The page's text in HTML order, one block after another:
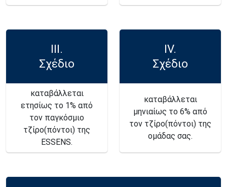
III.
Σχέδιο
καταβάλλεται
ετησίως το 1% από
τον παγκόσμιο
τζίρο(πόντοι) της
ESSENS.
IV.
Σχέδιο
καταβάλλεται
μηνιαίως το 6% από
τον τζίρο(πόντοι) της
ομάδας σας.